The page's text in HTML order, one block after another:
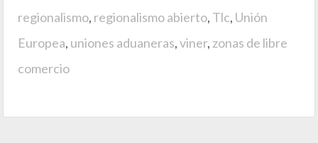
regionalismo, regionalismo abierto, Tlc, Unión
Europea, uniones aduaneras,viner, zonas de libre
comercio